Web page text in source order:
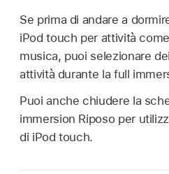
Se prima di andare a
iPod touch per attività
musica, puoi selezionare
attività durante la full
Puoi anche chiudere la
immersion Riposo per
di iPod touch.